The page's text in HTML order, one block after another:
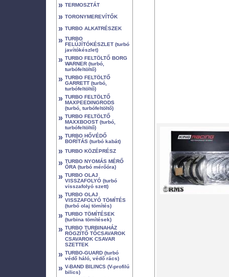
» TERMOSZTÁT
» TORONYMEREVÍTŐK
» TURBO ALKATRÉSZEK
» TURBO
FELÚJÍTÓKÉSZLET (turbó
javítókészlet)
» TURBO FELTÖLTŐ BORG
WARNER (turbó,
turbófeltöltő)
» TURBO FELTÖLTŐ
GARRETT (turbó,
turbófeltöltő)
» TURBO FELTÖLTŐ
MAXPEEDINGRODS
(turbó, turbófeltöltő)
» TURBO FELTÖLTŐ
MAXXBOOST (turbó,
turbófeltöltő)
» TURBO HŐVÉDŐ
BORÍTÁS (turbó kabát)
» TURBO KÖZÉPRÉSZ
» TURBO NYOMÁS MÉRŐ
ÓRA (turbó mérőóra)
» TURBO OLAJ
VISSZAFOLYÓ (turbó
visszafolyó szett)
» TURBO OLAJ
VISSZAFOLYÓ TÖMÍTÉS
(turbó olaj tömítés)
» TURBO TÖMÍTÉSEK
(turbina tömítések)
» TURBO TURBINAHÁZ
RÖGZÍTŐ TŐCSAVAROK
CSAVAROK CSAVAR
SZETTEK
» TURBO-GUARD (turbó
védő háló, védő rács)
» V-BAND BILINCS (V-profilú
bilics)